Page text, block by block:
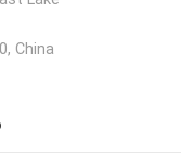
China